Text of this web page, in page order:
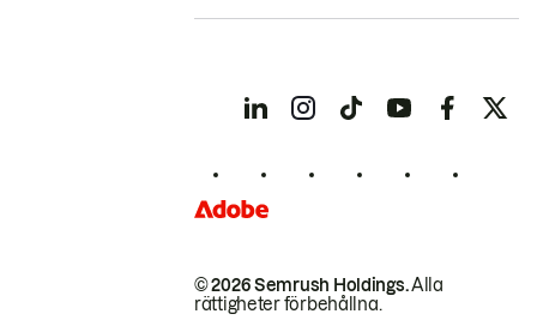
© 2026 Semrush Holdings.Alla
rättigheter förbehållna.